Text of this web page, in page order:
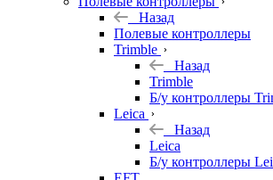
Назад
Полевые контроллеры
Trimble
Назад
Trimble
Б/у контроллеры
Leica
Назад
Leica
Б/у контроллеры